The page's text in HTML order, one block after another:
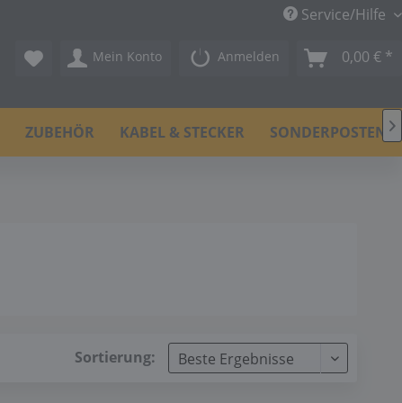
Service/Hilfe
Mein Konto Anmelden 0,00 € *
ZUBEHÖR KABEL & STECKER SONDERPOSTEN 
Sortierung: